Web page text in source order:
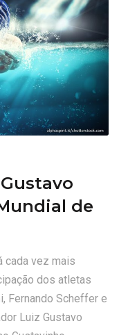
de
cada vez mais
dos atletas
Fernando Scheffer e
Luiz Gustavo